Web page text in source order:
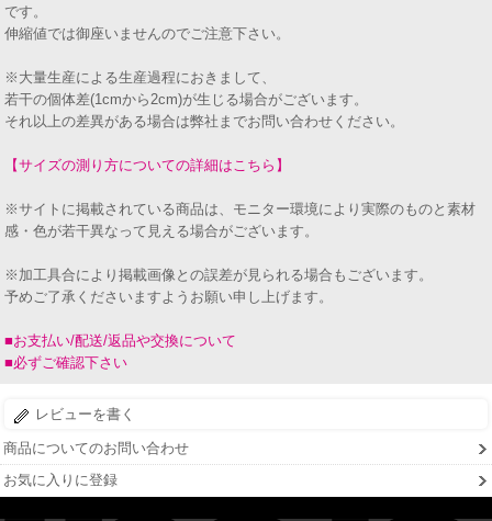
です。
伸縮値では御座いませんのでご注意下さい。
※大量生産による生産過程におきまして、
若干の個体差(1cmから2cm)が生じる場合がございます。
それ以上の差異がある場合は弊社までお問い合わせください。
【サイズの測り方についての詳細はこちら】
※サイトに掲載されている商品は、モニター環境により実際のものと素材
感・色が若干異なって見える場合がございます。
※加工具合により掲載画像との誤差が見られる場合もございます。
予めご了承くださいますようお願い申し上げます。
■お支払い/配送/返品や交換について
■必ずご確認下さい
レビューを書く
商品についてのお問い合わせ
お気に入りに登録